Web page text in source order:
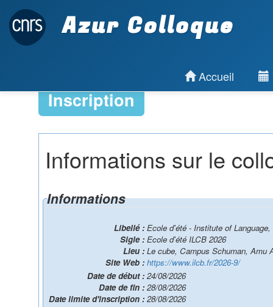
Azur Colloque
Accueil
Inscription
Informations sur le
Informations
Libellé : Ecole d'été - Institute of
Sigle : Ecole d'été ILCB 2026
Lieu : Le cube, Campus Schuman, Amu
Site Web : https://www.ilcb.fr/2026-9/
Date de début : 24/08/2026
Date de fin : 28/08/2026
Date limite d'inscription : 28/08/2026